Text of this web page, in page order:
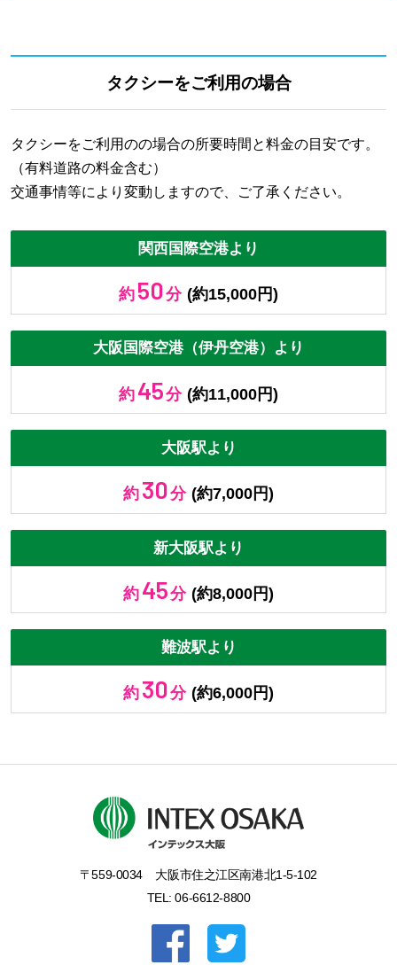
タクシーをご利用の場合
タクシーをご利用のの場合の所要時間と料金の目安です。
（有料道路の料金含む）
交通事情等により変動しますので、ご了承ください。
関西国際空港より
約 50分 (約15,000円)
大阪国際空港（伊丹空港）より
約 45分 (約11,000円)
大阪駅より
約 30分 (約7,000円)
新大阪駅より
約 45分 (約8,000円)
難波駅より
約 30分 (約6,000円)
〒559-0034
大阪市住之江区南港北1-5-102
TEL: 06-6612-8800